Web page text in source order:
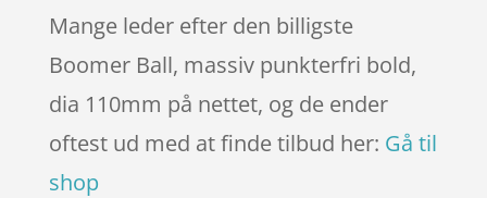
Mange leder efter den billigste
Boomer Ball, massiv punkterfri bold,
dia 110mm på nettet, og de ender
oftest ud med at finde tilbud her: Gå til
shop